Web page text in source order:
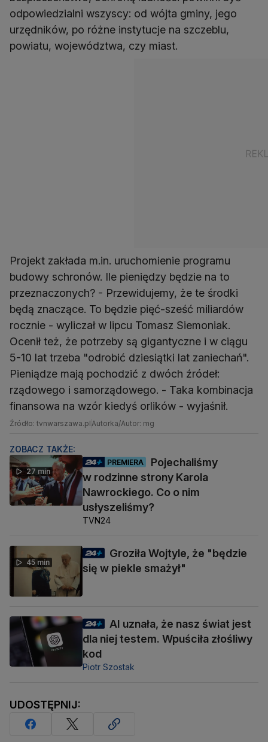
odpowiedzialni wszyscy: od wójta gminy, jego
urzędników, po różne instytucje na szczeblu,
powiatu, województwa, czy miast.
Projekt zakłada m.in. uruchomienie programu
budowy schronów. Ile pieniędzy będzie na to
przeznaczonych? - Przewidujemy, że te środki
będą znaczące. To będzie pięć-sześć miliardów
rocznie - wyliczał w lipcu Tomasz Siemoniak.
Ocenił też, że potrzeby są gigantyczne i w ciągu
5-10 lat trzeba "odrobić dziesiątki lat zaniechań".
Pieniądze mają pochodzić z dwóch źródeł:
rządowego i samorządowego. - Taka kombinacja
finansowa na wzór kiedyś orlików - wyjaśnił.
Źródło: tvnwarszawa.plAutorka/Autor: mg
ZOBACZ TAKŻE:
27 min
PREMIERA
Pojechaliśmy
w rodzinne strony Karola
Nawrockiego. Co o nim
usłyszeliśmy?
TVN24
45 min
Groziła Wojtyle, że "będzie
się w piekle smażył"
AI uznała, że nasz świat jest
dla niej testem. Wpuściła złośliwy
kod
Piotr Szostak
UDOSTĘPNIJ: